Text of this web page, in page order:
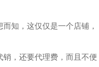
知，这仅仅是一个店铺，
，还要代理费，而且不便